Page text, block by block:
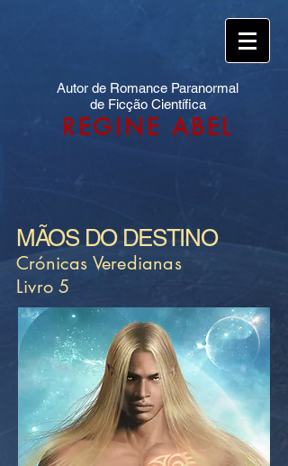
Autor de Romance Paranormal
de Ficção Científica
REGINE ABEL
MÃOS DO DESTINO
Crónicas Veredianas
Livro 5